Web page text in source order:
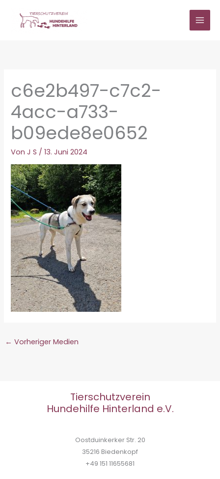
springen
c6e2b497-c7c2-
4acc-a733-
b09ede8e0652
VonJ S /13. Juni 2024
← Vorheriger Medien
Tierschutzverein
Hundehilfe Hinterland e.V.
Oostduinkerker Str. 20
35216 Biedenkopf
+49 151 11655681